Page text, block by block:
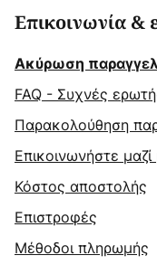
Επικοινωνία &
Ακύρωση
FAQ - Συχνές
Παρακολούθηση
Επικοινωνήστε
Κόστος αποστολής
Επιστροφές
Μέθοδοι πληρωμής